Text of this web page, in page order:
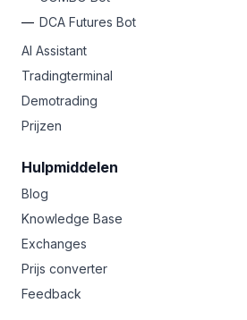
DCA Futures Bot
AI Assistant
Tradingterminal
Demotrading
Prijzen
Hulpmiddelen
Blog
Knowledge Base
Exchanges
Prijs converter
Feedback